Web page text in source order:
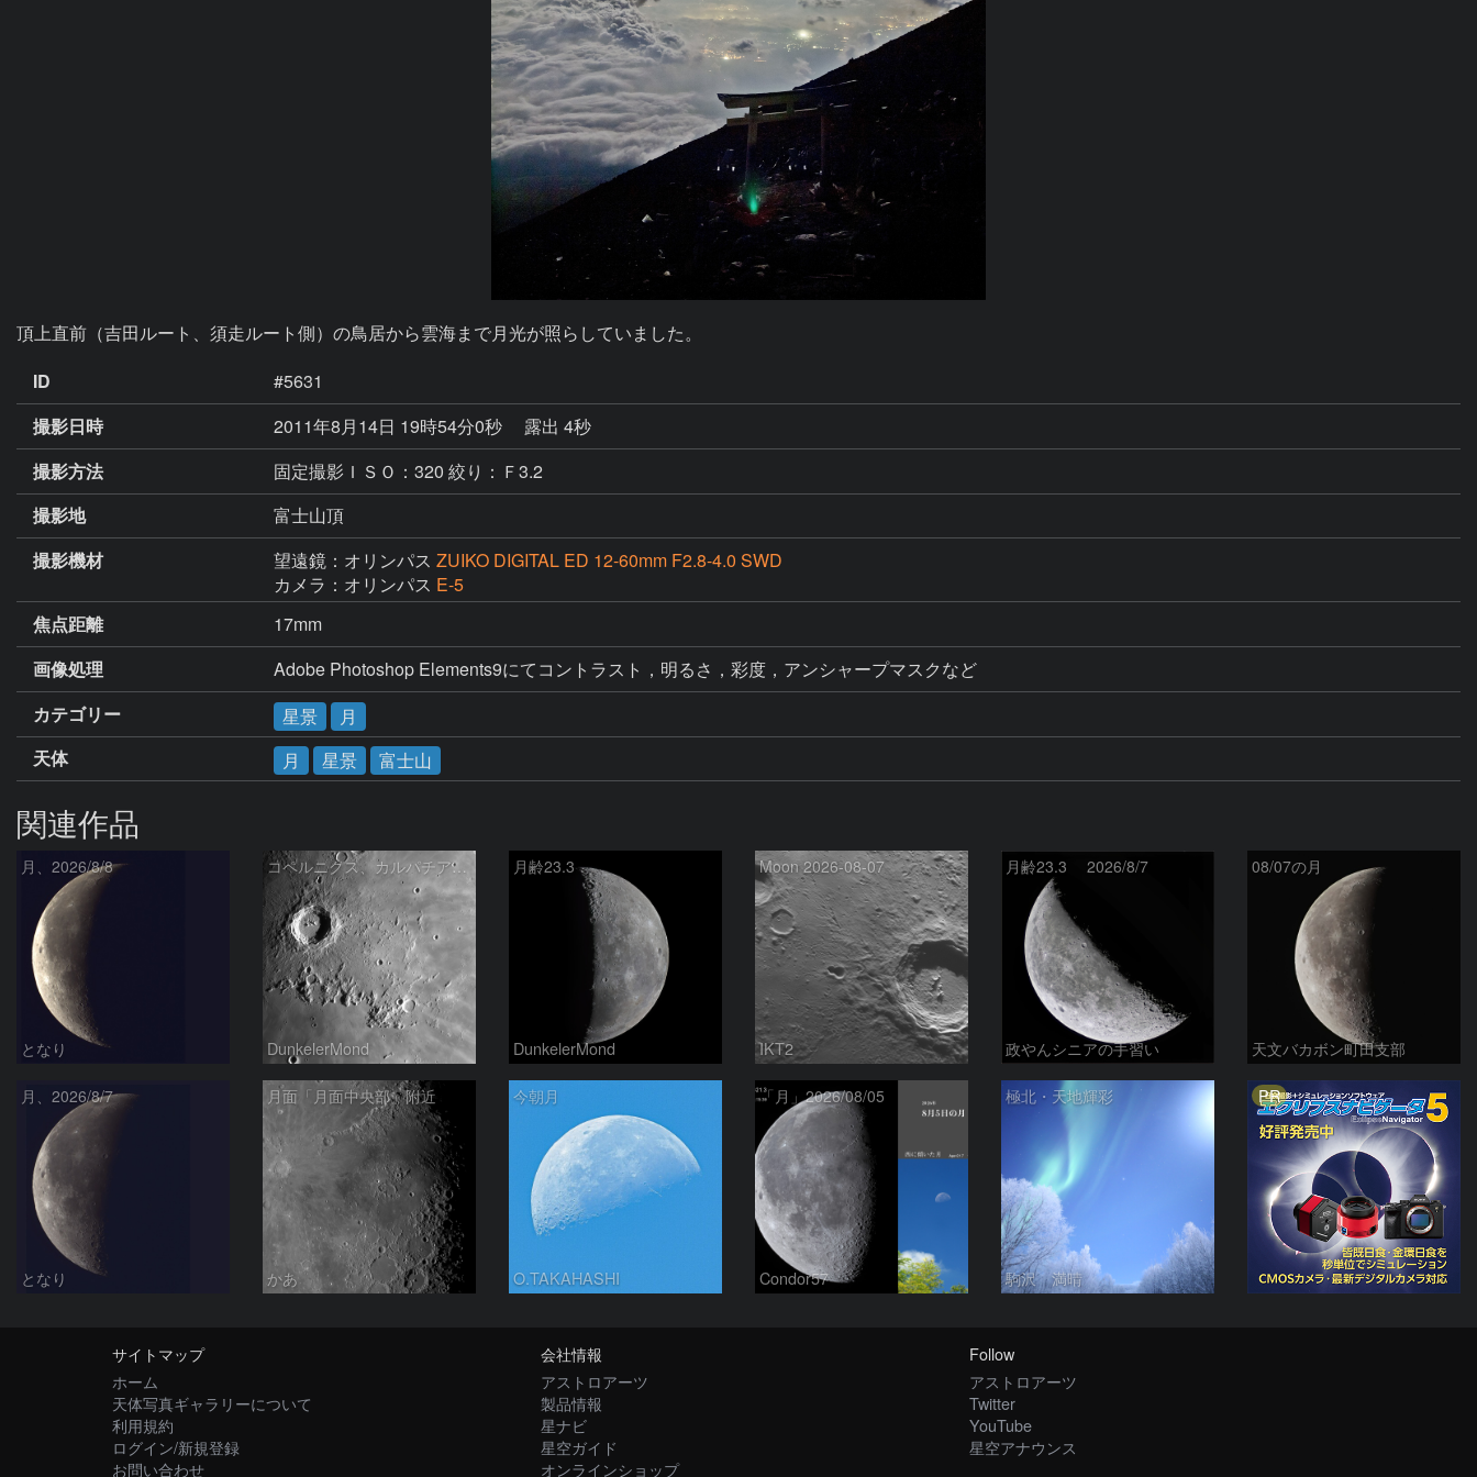
頂上直前（吉田ルート、須走ルート側）の鳥居から雲海まで月光が照らしていました。
ID
#5631
撮影日時
2011年8月14日 19時54分0秒
露出 4秒
撮影方法
固定撮影ＩＳＯ：320 絞り：Ｆ3.2
撮影地
富士山頂
撮影機材
望遠鏡：オリンパス ZUIKO DIGITAL ED 12-60mm F2.8-4.0 SWD
カメラ：オリンパス E-5
焦点距離
17mm
画像処理
Adobe Photoshop Elements9にてコントラスト，明るさ，彩度，アンシャープマスクなど
カテゴリー
星景
月
天体
月 星景 富士山
関連作品
月、2026/8/8
となり
コペルニクス、カルパチア山脈付近
DunkelerMond
月齢23.3
DunkelerMond
Moon 2026-08-07
IKT2
月齢23.3 2026/8/7
政やんシニアの手習い
08/07の月
天文バカボン町田支部
月、2026/8/7
となり
月面「月面中央部」附近
かあ
今朝月
O.TAKAHASHI
「月」2026/08/05
Condor57
極北・天地輝彩
駒沢 満晴
PR
サイトマップ
ホーム
天体写真ギャラリーについて
利用規約
ログイン/新規登録
お問い合わせ
会社情報
アストロアーツ
製品情報
星ナビ
星空ガイド
オンラインショップ
Follow
アストロアーツ
Twitter
YouTube
星空アナウンス